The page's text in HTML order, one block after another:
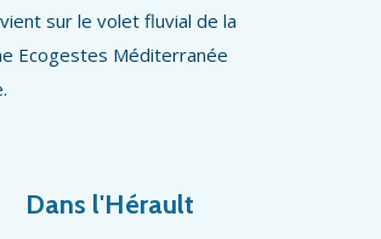
sur le volet fluvial de la
Ecogestes Méditerranée
Dans l'Hérault